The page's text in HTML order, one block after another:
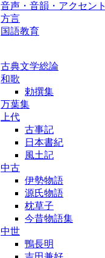
音声・音韻・アクセント
方言
国語教育
古典文学総論
和歌
勅撰集
万葉集
上代
古事記
日本書紀
風土記
中古
伊勢物語
源氏物語
枕草子
今昔物語集
中世
鴨長明